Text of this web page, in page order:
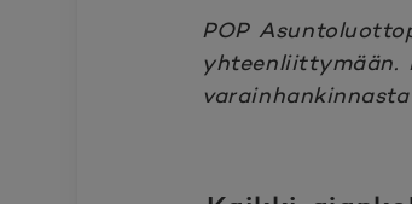
POP
yhteenliittymään.